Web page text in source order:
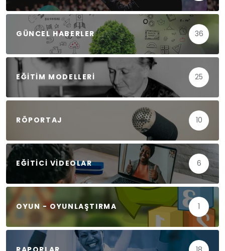
GÜNCEL HABERLER 36
EĞITIM MODELLERI 25
RÖPORTAJ 10
EĞITICI VIDEOLAR 6
OYUN - OYUNLAŞTIRMA 1